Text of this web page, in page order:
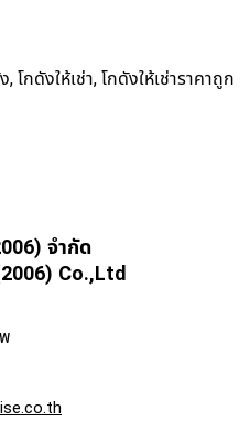
, โกดังให้เช่า, โกดังให้เช่าราคาถูก
จำกัด
Co.,Ltd